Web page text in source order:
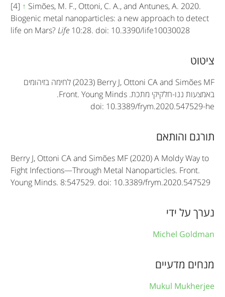
[4] ↑ Simões, M. F., Ottoni, C. A., and Antunes, A. 2020.
Biogenic metal nanoparticles: a new approach to detect
life on Mars?Life 10:28. doi: 10.3390/life10030028
A
r
t
i
c
n
o
r
ציטוט
(2023) Berry J, Ottoni CA and Simões MFלחימה בזיהומים
באמצעות ננו-חלקיקי מתכת. Front. Young Minds
.
doi: 10.3389/frym.2020.547529-he
תורגם והותאם
Berry J, Ottoni CA and Simões MF (2020) A Moldy Way to
Fight Infections—Through Metal Nanoparticles. Front.
Young Minds. 8:547529. doi: 10.3389/frym.2020.547529
נערך על ידי
Michel Goldman
מנחים מדעיים
Mukul Mukherjee